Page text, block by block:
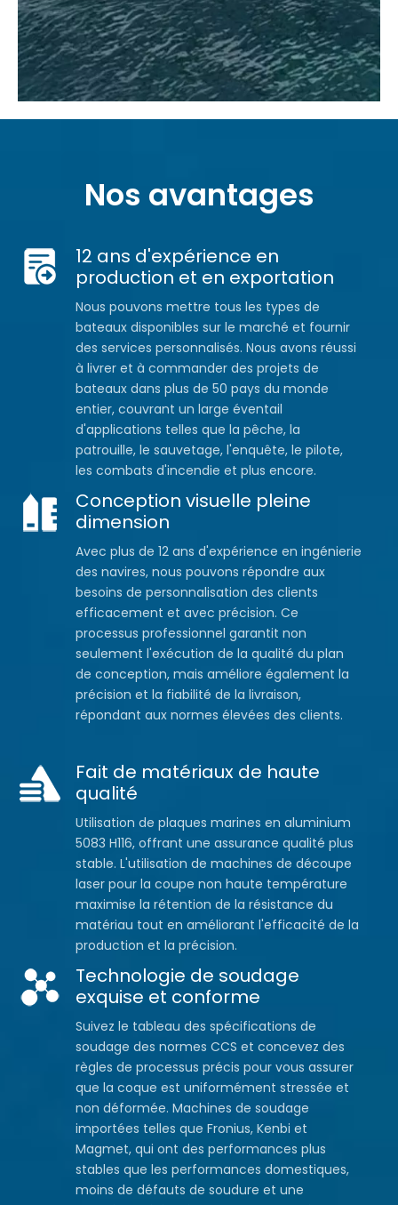
Nos avantages
12 ans d'expérience en
production et en exportation
Nous pouvons mettre tous les types de
bateaux disponibles sur le marché et fournir
des services personnalisés. Nous avons réussi
à livrer et à commander des projets de
bateaux dans plus de 50 pays du monde
entier, couvrant un large éventail
d'applications telles que la pêche, la
patrouille, le sauvetage, l'enquête, le pilote,
les combats d'incendie et plus encore.
Conception visuelle pleine
dimension
Avec plus de 12 ans d'expérience en ingénierie
des navires, nous pouvons répondre aux
besoins de personnalisation des clients
efficacement et avec précision. Ce
processus professionnel garantit non
seulement l'exécution de la qualité du plan
de conception, mais améliore également la
précision et la fiabilité de la livraison,
répondant aux normes élevées des clients.
Fait de matériaux de haute
qualité
Utilisation de plaques marines en aluminium
5083 H116, offrant une assurance qualité plus
stable. L'utilisation de machines de découpe
laser pour la coupe non haute température
maximise la rétention de la résistance du
matériau tout en améliorant l'efficacité de la
production et la précision.
Technologie de soudage
exquise et conforme
Suivez le tableau des spécifications de
soudage des normes CCS et concevez des
règles de processus précis pour vous assurer
que la coque est uniformément stressée et
non déformée. Machines de soudage
importées telles que Fronius, Kenbi et
Magmet, qui ont des performances plus
stables que les performances domestiques,
moins de défauts de soudure et une